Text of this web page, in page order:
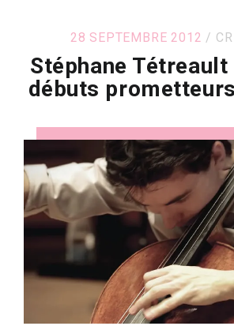
28 SEPTEMBRE 2012
Stéphane Tétreault
débuts